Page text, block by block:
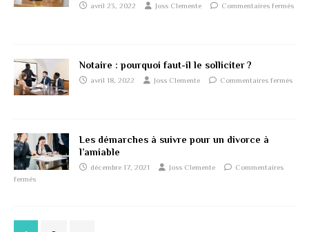
avril 23, 2022 Joss Clemente Commentaires fermés
Notaire : pourquoi faut-il le solliciter ?
avril 18, 2022 Joss Clemente Commentaires fermés
Les démarches à suivre pour un divorce à
l’amiable
décembre 17, 2021 Joss Clemente
Commentaires
fermés